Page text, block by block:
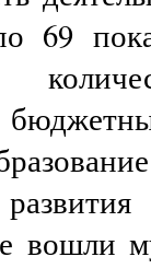
69
вошли